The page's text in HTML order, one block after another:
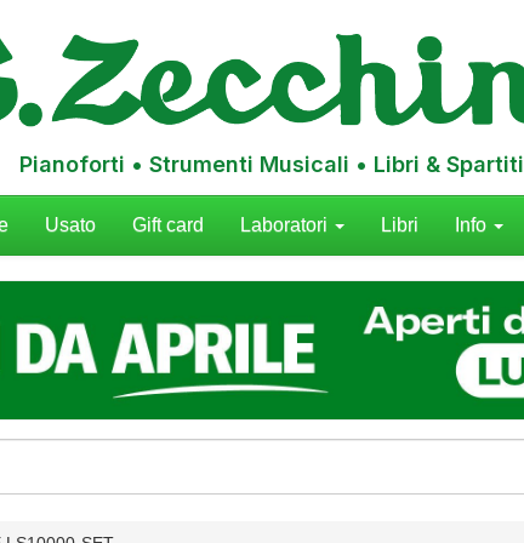
Pianoforti • Strumenti Musicali • Libri & Spartiti
Usato Gift card Laboratori Libri Info